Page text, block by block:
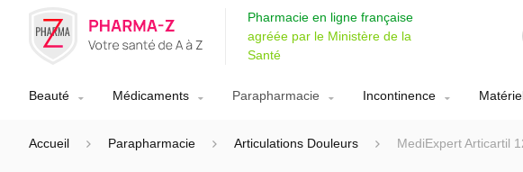
Pharmacie en ligne française
agréée par le Ministère de la
Santé
Beauté Médicaments Parapharmacie Incontinence
Accueil Parapharmacie Articulations Douleurs MediExpert Articartil